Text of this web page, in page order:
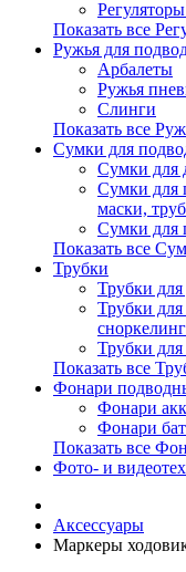
Показать все
Ружья для
Арбалеты
Ружья
Слинги
Показать все
Сумки для
Сумки для
Сумки для
маски,
Сумки для
Показать все
Трубки
Трубки
Трубки
Трубки
Показать все
Фонари
Фонари
Фонари
Показать все
Фото- и
Аксессуары
Маркеры